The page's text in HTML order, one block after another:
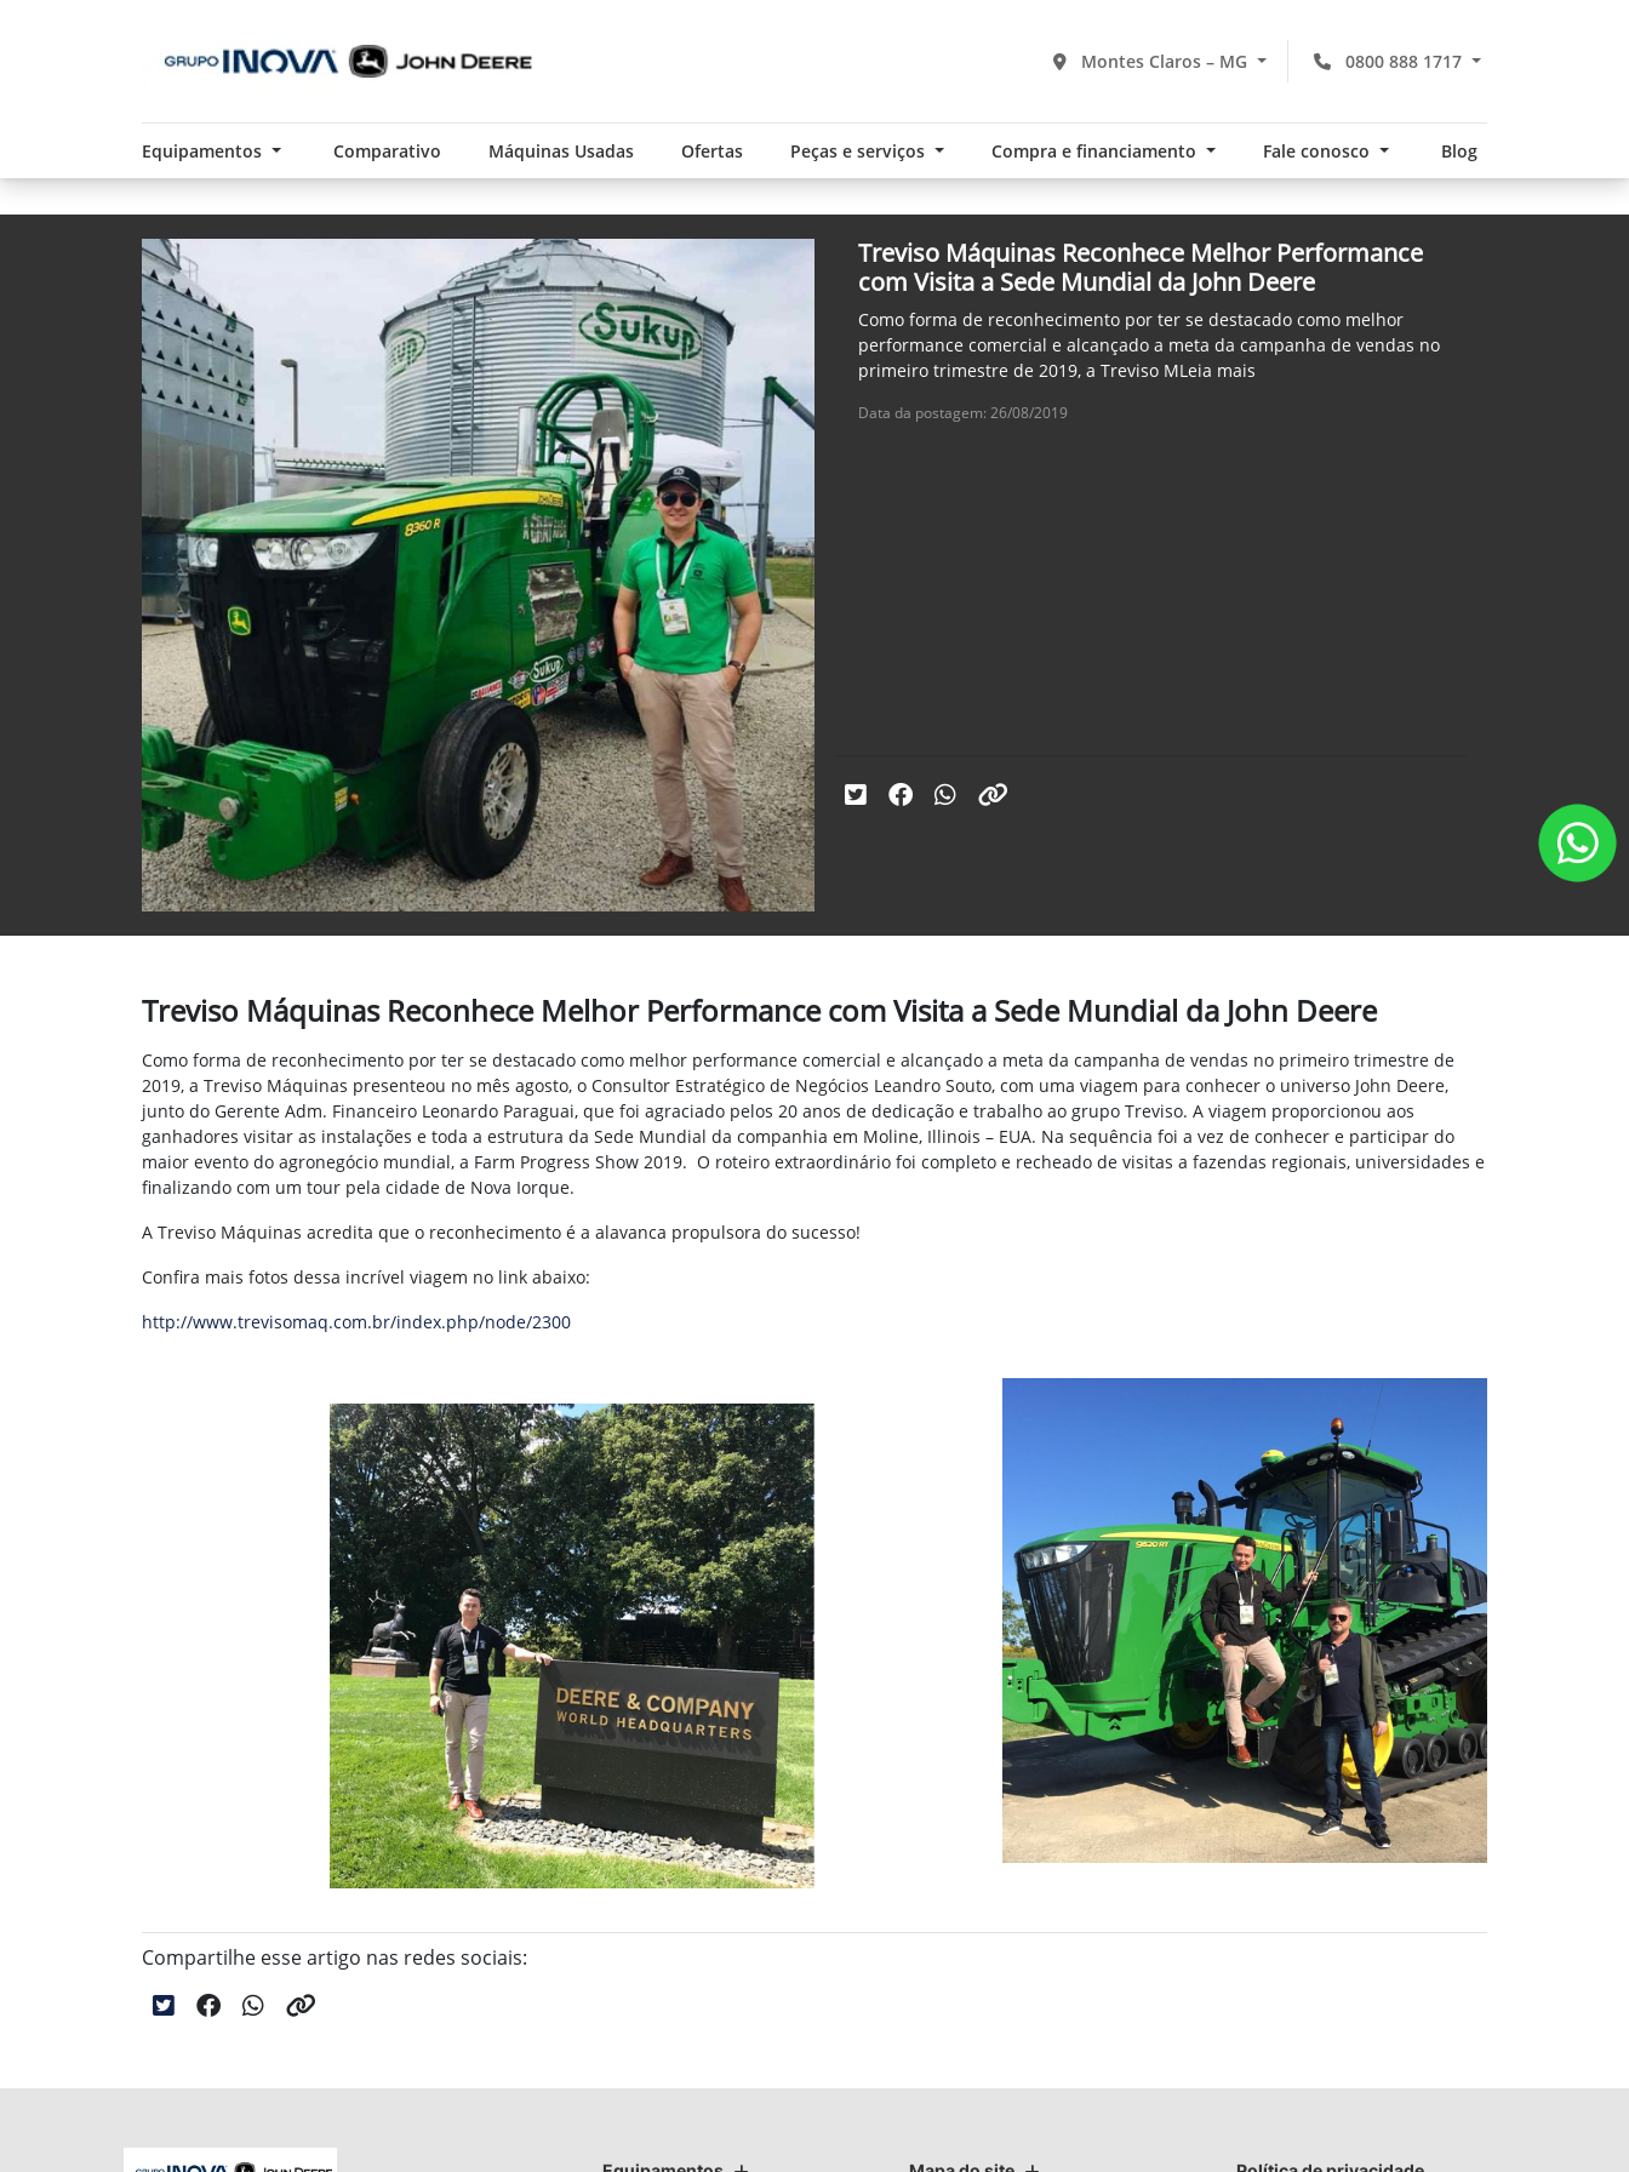
0800 888 1717
Montes Claros – MG
Equipamentos Comparativo Máquinas Usadas Ofertas Peças e serviços Compra e financiamento Fale conosco Blog
Treviso Máquinas Reconhece Melhor Performance
com Visita a Sede Mundial da John Deere
Como forma de reconhecimento por ter se destacado como melhor
performance comercial e alcançado a meta da campanha de vendas no
primeiro trimestre de 2019, a Treviso MLeia mais
Data da postagem: 26/08/2019
Treviso Máquinas Reconhece Melhor Performance com Visita a Sede Mundial da John Deere
Como forma de reconhecimento por ter se destacado como melhor performance comercial e alcançado a meta da campanha de vendas no primeiro trimestre de
2019, a Treviso Máquinas presenteou no mês agosto, o Consultor Estratégico de Negócios Leandro Souto, com uma viagem para conhecer o universo John Deere,
junto do Gerente Adm. Financeiro Leonardo Paraguai, que foi agraciado pelos 20 anos de dedicação e trabalho ao grupo Treviso. A viagem proporcionou aos
ganhadores visitar as instalações e toda a estrutura da Sede Mundial da companhia em Moline, Illinois – EUA. Na sequência foi a vez de conhecer e participar do
maior evento do agronegócio mundial, a Farm Progress Show 2019. O roteiro extraordinário foi completo e recheado de visitas a fazendas regionais, universidades e
finalizando com um tour pela cidade de Nova Iorque.
A Treviso Máquinas acredita que o reconhecimento é a alavanca propulsora do sucesso!
Confira mais fotos dessa incrível viagem no link abaixo:
http://www.trevisomaq.com.br/index.php/node/2300
Compartilhe esse artigo nas redes sociais: